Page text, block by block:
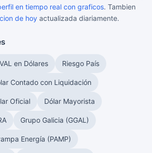
en tiempo real con graficos. Tambien
de hoy actualizada diariamente.
en Dólares Riesgo País
Contado con Liquidación
Oficial Dólar Mayorista
Grupo Galicia (GGAL)
Energía (PAMP)